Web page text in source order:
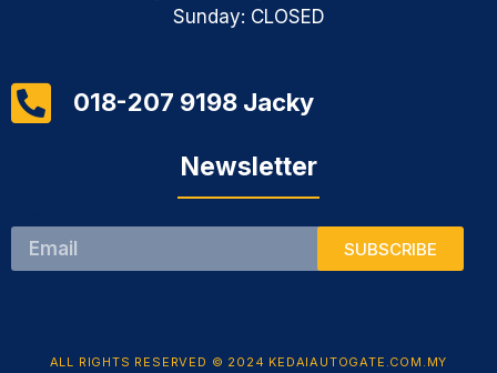
Sunday: CLOSED
018-207 9198 Jacky
Newsletter
SUBSCRIBE
ALL RIGHTS RESERVED © 2024 KEDAIAUTOGATE.COM.MY